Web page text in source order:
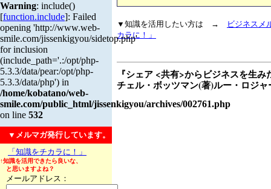
▼知識を活用したい方は →
ビジネスメ
カラに！」
『シェア <共有>からビジネスを生
チェル・ボッツマン(著)ルー・ロジャ
Warning: include()
[function.include]: Failed
opening 'http://www.web-
smile.com/jissenkigyou/sidetop.php'
for inclusion
(include_path='.:/opt/php-
5.3.3/data/pear:/opt/php-
5.3.3/data/php') in
/home/kobatano/web-
smile.com/public_html/jissenkigyou/archives/002761.php
on line 532
▼メルマガ発行しています。
「知識をチカラに！」
↑知識を活用できたら良いな、
と思いますよね？
メールアドレス：